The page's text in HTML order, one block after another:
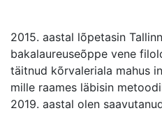
2015. aastal lõpetasin
bakalaureuseõppe vene
täitnud kõrvaleriala mahus
mille raames läbisin
2019. aastal olen